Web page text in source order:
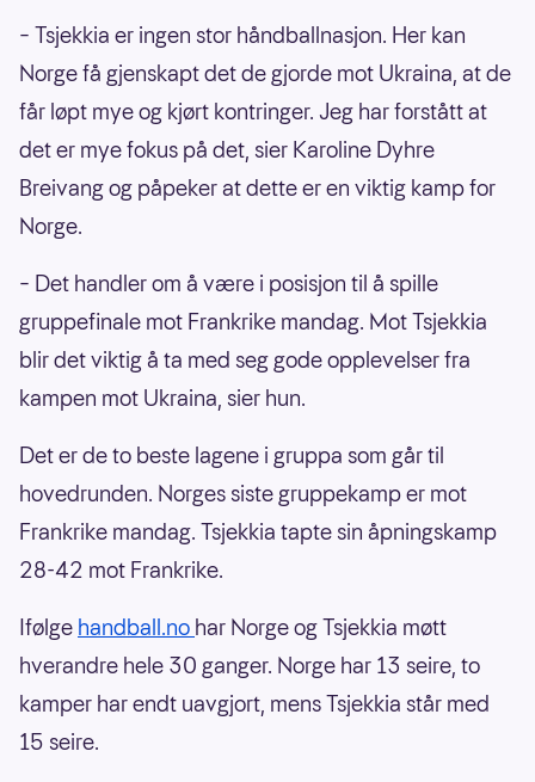
– Tsjekkia er ingen stor håndballnasjon. Her kan
Norge få gjenskapt det de gjorde mot Ukraina, at de
får løpt mye og kjørt kontringer. Jeg har forstått at
det er mye fokus på det, sier Karoline Dyhre
Breivang og påpeker at dette er en viktig kamp for
Norge.
– Det handler om å være i posisjon til å spille
gruppefinale mot Frankrike mandag. Mot Tsjekkia
blir det viktig å ta med seg gode opplevelser fra
kampen mot Ukraina, sier hun.
Det er de to beste lagene i gruppa som går til
hovedrunden. Norges siste gruppekamp er mot
Frankrike mandag. Tsjekkia tapte sin åpningskamp
28-42 mot Frankrike.
Ifølge handball.no har Norge og Tsjekkia møtt
hverandre hele 30 ganger. Norge har 13 seire, to
kamper har endt uavgjort, mens Tsjekkia står med
15 seire.